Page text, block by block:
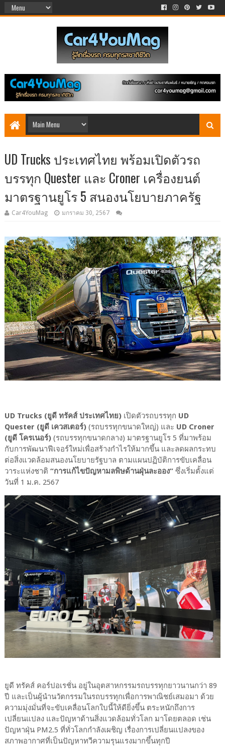
UD Trucks ประเทศไทย พร้อมเปิดตัวรถ
บรรทุก Quester และ Croner เครื่องยนต์
มาตรฐานยูโร 5 สนองนโยบายภาครัฐ
Car4YouMag มกราคม 30, 2567
UD Trucks (ยูดี ทรัคส์ ประเทศไทย)เปิดตัวรถบรรทุก UD
Quester (ยูดี เควสเตอร์) (รถบรรทุกขนาดใหญ่) และ UD Croner
(ยูดี โครเนอร์)(รถบรรทุกขนาดกลาง) มาตรฐานยูโร 5 ที่มาพร้อม
กับการพัฒนาฟีเจอร์ใหม่เพื่อสร้างกำไรให้มากขึ้น และลดผลกระทบ
ต่อสิ่งแวดล้อมสนองนโยบายรัฐบาล ตามแผนปฏิบัติการขับเคลื่อน
วาระแห่งชาติ “การแก้ไขปัญหามลพิษด้านฝุ่นละออง”ซึ่งเริ่มตั้งแต่
วันที่ 1 ม.ค. 2567
ยูดี ทรัคส์ คอร์ปอเรชั่น อยู่ในอุตสาหกรรมรถบรรทุกยาวนานกว่า 89
ปี และเป็นผู้นำนวัตกรรมในรถบรรทุกเพื่อการพาณิชย์เสมอมา ด้วย
ความมุ่งมั่นที่จะขับเคลื่อนโลกใบนี้ให้ดียิ่งขึ้น ตระหนักถึงการ
เปลี่ยนแปลง และปัญหาด้านสิ่งแวดล้อมทั่วโลก มาโดยตลอด เช่น
ปัญหาฝุ่น PM2.5 ที่ทั่วโลกกำลังเผชิญ เรื่องการเปลี่ยนแปลงของ
สภาพอากาศที่เป็นปัญหาทวีความรุนแรงมากขึ้นทุกปี